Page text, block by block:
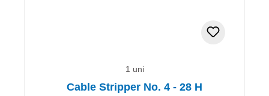
1 uni
Cable Stripper No. 4 - 28 H